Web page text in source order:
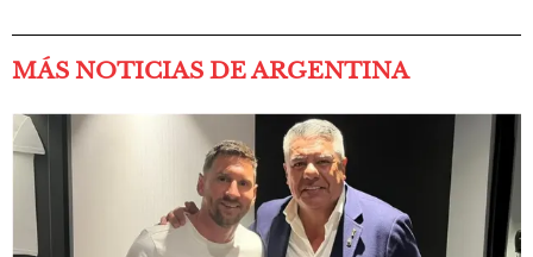
MÁS NOTICIAS DE ARGENTINA